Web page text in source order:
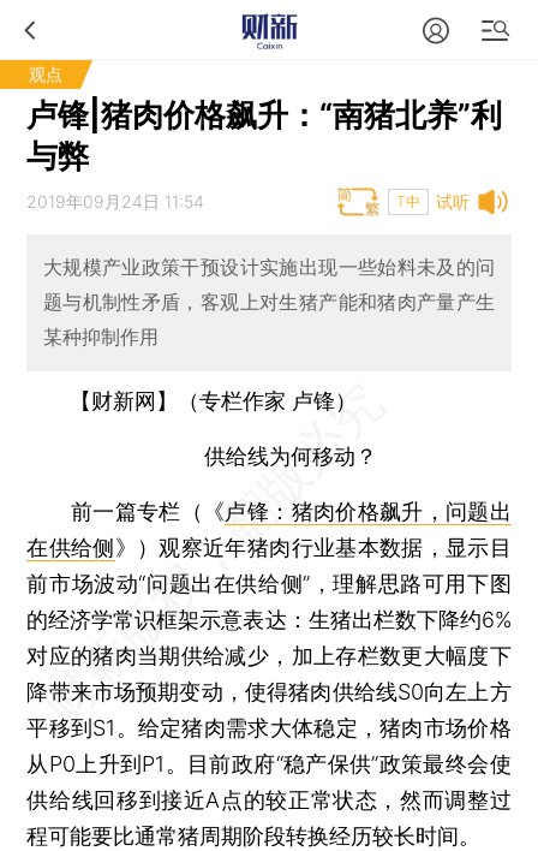
观点
卢锋|猪肉价格飙升：“南猪北养”利
与弊
试听
2019年09月24日 11:54 T中
大规模产业政策干预设计实施出现一些始料未及的问
题与机制性矛盾，客观上对生猪产能和猪肉产量产生
某种抑制作用
【财新网】（专栏作家 卢锋）
供给线为何移动？
前一篇专栏（《卢锋：猪肉价格飙升，问题出
在供给侧 》）观察近年猪肉行业基本数据，显示目
前市场波动“问题出在供给侧”，理解思路可用下图
的经济学常识框架示意表达：生猪出栏数下降约6%
对应的猪肉当期供给减少，加上存栏数更大幅度下
降带来市场预期变动，使得猪肉供给线S0向左上方
平移到S1。给定猪肉需求大体稳定，猪肉市场价格
从P0上升到P1。目前政府“稳产保供”政策最终会使
供给线回移到接近A点的较正常状态，然而调整过
程可能要比通常猪周期阶段转换经历较长时间。